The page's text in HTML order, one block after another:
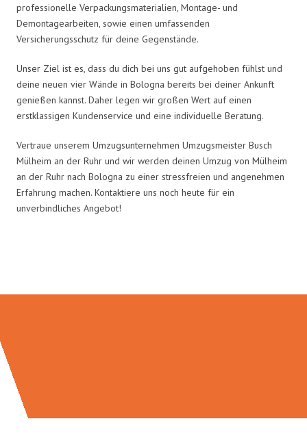
professionelle Verpackungsmaterialien, Montage- und
Demontagearbeiten, sowie einen umfassenden
Versicherungsschutz für deine Gegenstände.
Unser Ziel ist es, dass du dich bei uns gut aufgehoben fühlst und
deine neuen vier Wände in Bologna bereits bei deiner Ankunft
genießen kannst. Daher legen wir großen Wert auf einen
erstklassigen Kundenservice und eine individuelle Beratung.
Vertraue unserem Umzugsunternehmen Umzugsmeister Busch
Mülheim an der Ruhr und wir werden deinen Umzug von Mülheim
an der Ruhr nach Bologna zu einer stressfreien und angenehmen
Erfahrung machen. Kontaktiere uns noch heute für ein
unverbindliches Angebot!